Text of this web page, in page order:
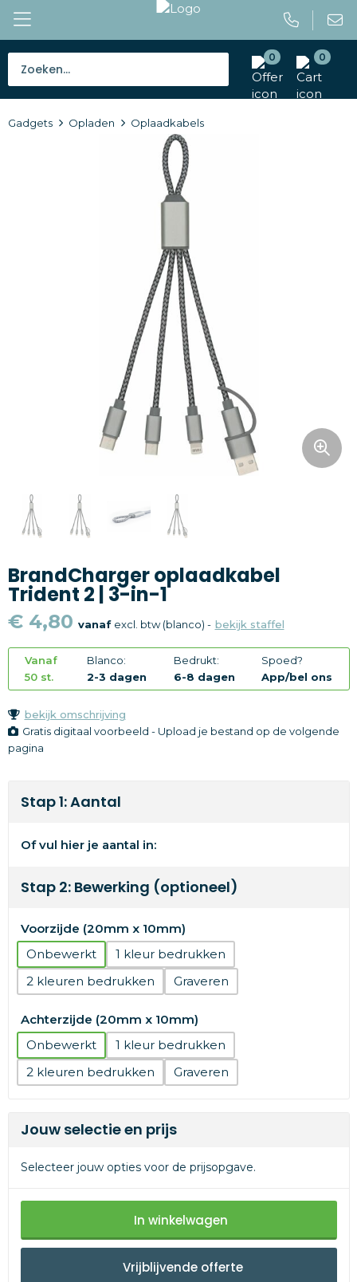
0 0
Tassen
Outdoor en vrije tijd
Gereedschap en veiligheid
Home en living
Kantoorartikelen
Gadgets
Textiel
Merken
Gadgets Opladen Oplaadkabels
BrandCharger oplaadkabel
Trident 2 | 3-in-1
€ 4,80 vanafexcl. btw (blanco) - bekijk staffel
Vanaf
50 st.
Blanco:
2-3 dagen
Bedrukt:
6-8 dagen
Spoed?
App/bel ons
bekijk omschrijving
Gratis digitaal voorbeeld - Upload je bestand op de volgende
pagina
Stap 1: Aantal
Of vul hier je aantal in:
Stap 2: Bewerking (optioneel)
Voorzijde (20mm x 10mm)
Onbewerkt
1
2
Graveren
Achterzijde (20mm x 10mm)
Onbewerkt
1
2
Graveren
Jouw selectie en prijs
Selecteer jouw opties voor de prijsopgave.
In winkelwagen
Vrijblijvende offerte